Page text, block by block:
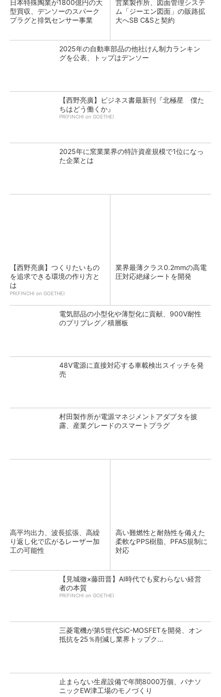
日本特殊陶業が1800億円の大
型買収、デンソーのスパーク
プラグと排気センサー事業
営業製作所、図面管理システ
ム「ジーエン図面」の販路拡
大へSB C&Sと契約
2025年の自動車部品の他社けん制力ランキン
グを公表、トップはデンソー
【西野亮廣】ビジネス書最新刊『北極星 僕た
ちはどう働くか』
PR(FINCHI on GOETHE)
2025年に窯業業界の特許資産規模で1位になっ
た企業とは
【西野亮廣】つくりたいもの
を追求できる環境の作り方と
は
PR(FINCHI on GOETHE)
業界最薄クラス0.2mmの高電
圧対応絶縁シートを開発
電気部品の小型化や薄型化に貢献、900V耐性
のプリプレグ／積層板
48V電源に直接対応する車載検出スイッチを発
売
村田製作所が電源マネジメントアダプタを披
露、産業グレードのスマートプラグ
高平均出力、波長拡張、高繰
り返し化で広がるレーザー加
工の可能性
高い難燃性と耐熱性を備えた
柔軟なPPS樹脂、PFAS規制に
対応
【見城徹×藤田晋】AI時代でも変わらない経営
者の本質
PR(FINCHI on GOETHE)
三菱電機が第5世代SiC-MOSFETを開発、オン
抵抗を25％削減し業界トップク...
止まらない生産設備で年間8000万個、パナソ
ニックEW津工場のモノづくり